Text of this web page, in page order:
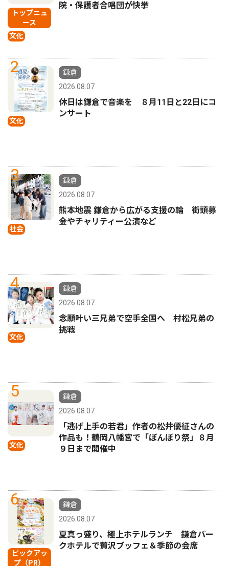
トップニュ
ース
文化
院・保護者合唱団が快挙
2
文化
鎌倉
2026.08.07
休日は鎌倉で音楽を ８月11日と22日にコ
ンサート
3
社会
鎌倉
2026.08.07
熊本地震 鎌倉から広がる支援の輪 街頭募
金やチャリティー公演など
4
文化
鎌倉
2026.08.07
念願叶い三兄弟で空手全国へ 村松兄弟の
挑戦
5
文化
鎌倉
2026.08.07
「逃げ上手の若君」作者の松井優征さんの
作品も！鶴岡八幡宮で「ぼんぼり祭」８月
９日まで開催中
6
ピックアッ
プ（PR）
鎌倉
2026.08.07
夏真っ盛り、極上ホテルランチ 鎌倉パー
クホテルで贅沢ブッフェ＆季節の会席